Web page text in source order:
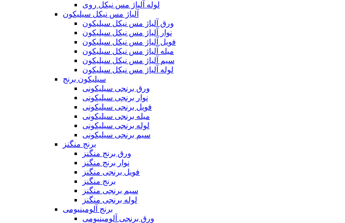
لوله آلیاژ مس نیکل روی
آلیاژ مس نیکل سیلیکون
ورق آلیاژ مس نیکل سیلیکون
نوار آلیاژ مس نیکل سیلیکون
فویل آلیاژ مس نیکل سیلیکون
میله آلیاژ مس نیکل سیلیکون
سیم آلیاژ مس نیکل سیلیکون
لوله آلیاژ مس نیکل سیلیکون
سیلیکون برنج
ورق برنجی سیلیکونی
نوار برنجی سیلیکونی
فویل برنجی سیلیکونی
میله برنجی سیلیکونی
لوله برنجی سیلیکونی
سیم برنجی سیلیکونی
برنج منگنز
ورق برنج منگنز
نوار برنج منگنز
فویل برنجی منگنز
برنج منگنز
سیم برنجی منگنز
لوله برنجی منگنز
برنج آلومینیومی
ورق برنجی آلومینیومی